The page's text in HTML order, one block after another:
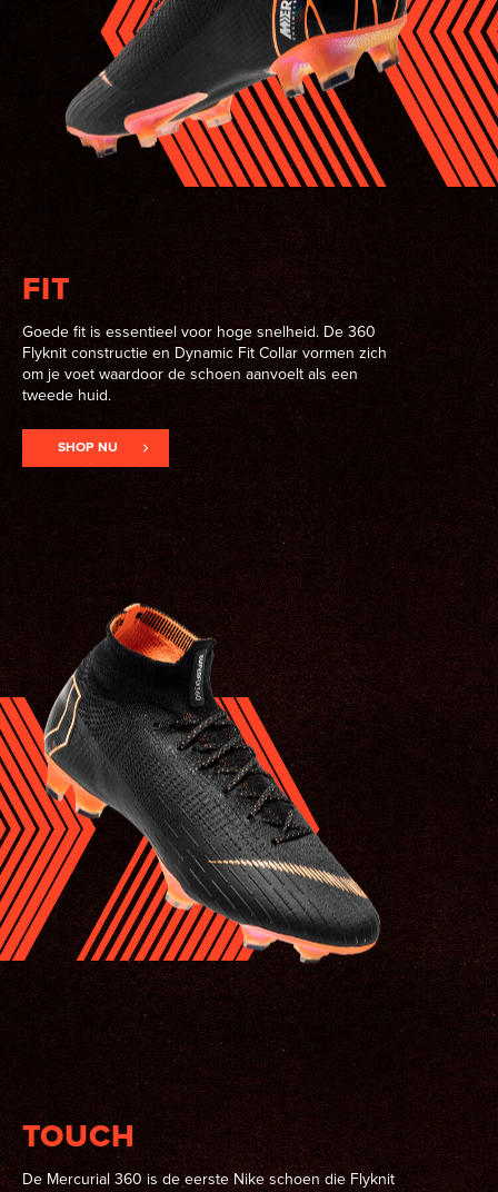
FIT
Goede fit is essentieel voor hoge snelheid. De 360
Flyknit constructie en Dynamic Fit Collar vormen zich
om je voet waardoor de schoen aanvoelt als een
tweede huid.
SHOP NU
TOUCH
De Mercurial 360 is de eerste Nike schoen die Flyknit